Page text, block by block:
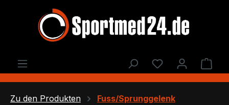
Zum Hauptinhalt springen
Du hast 0
Zu den Produkten Fuss/Sprunggelenk